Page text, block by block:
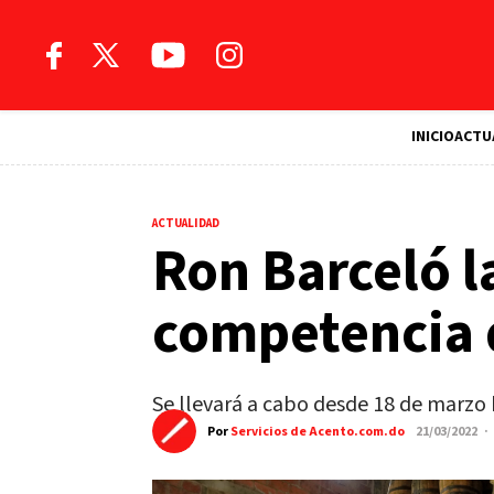
INICIO
ACTUALIDAD
Ron Barceló
Se llevará a cabo desde 18 de
PorServicios de Acento.com.do 21/03/2022 ·